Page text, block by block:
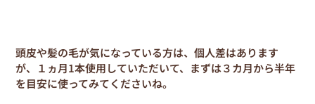
頭皮や髪の毛が気になっている方は、個人差はあります
が、１ヵ月1本使用していただいて、まずは３カ月から半年
を目安に使ってみてくださいね。